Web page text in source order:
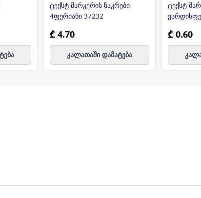
ტექსტ მარკერის ნაკრები
4ფერიანი 37232
₾ 4.70
კალათაში დამატება
ტექსტ
₾ 0.60